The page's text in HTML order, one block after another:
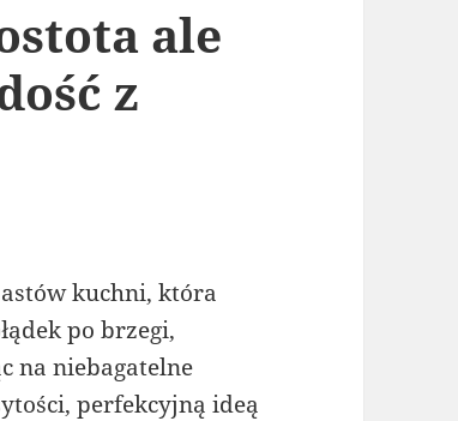
ale
z
kuchni, która
po brzegi,
na niebagatelne
perfekcyjną ideą